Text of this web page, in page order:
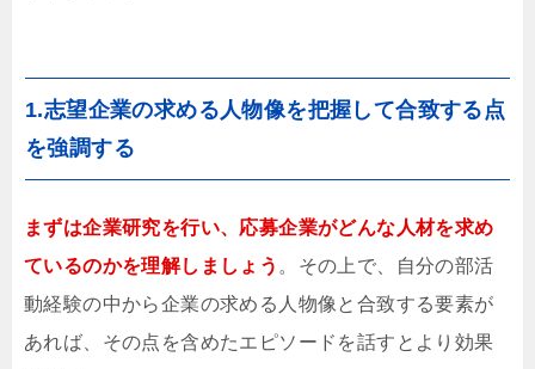
1.志望企業の求める人物像を把握して合致する点
を強調する
まずは企業研究を行い、応募企業がどんな人材を求め
ているのかを理解しましょう 。その上で、自分の部活
動経験の中から企業の求める人物像と合致する要素が
あれば、その点を含めたエピソードを話すとより効果